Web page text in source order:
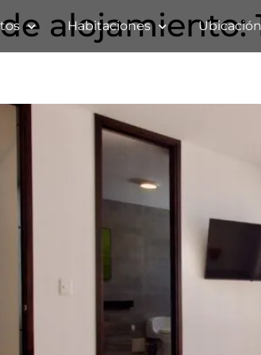
Habitaciones Ubicación
alojamiento: